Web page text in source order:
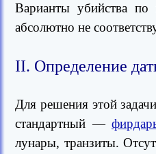
Варианты убийства по
абсолютно не
II. Определение
Для решения этой
стандартный —
лунары, транзиты.